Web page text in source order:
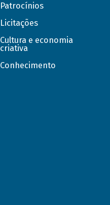
Patrocínios
Licitações
Cultura e economia
criativa
Conhecimento